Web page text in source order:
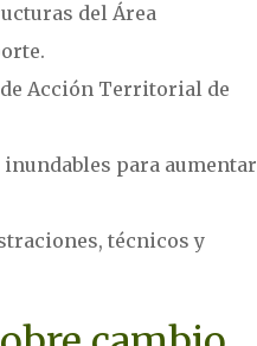
del Área
Acción Territorial de
para aumentar
técnicos y